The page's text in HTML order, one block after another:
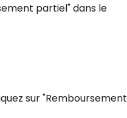
partiel" dans le
sur "Remboursement